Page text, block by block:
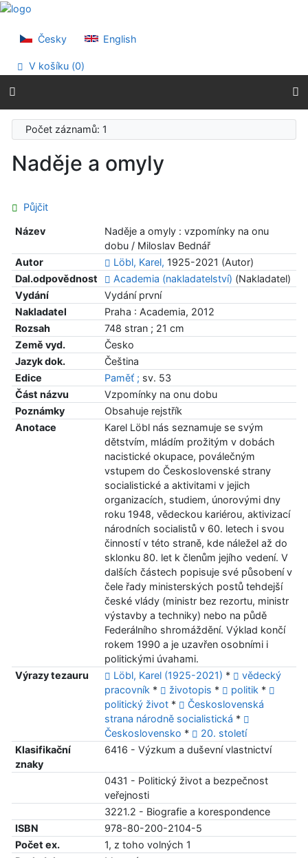
Přejít na obsah
Prohlášení o webové přístupnosti
Česky English
V košíku (0)
Počet záznamů: 1
Naděje a omyly
Půjčit
Název
Naděje a omyly : vzpomínky na onu
dobu / Miloslav Bednář
Autor
Löbl, Karel, 1925-2021 (Autor)
Dal.odpovědnost
Academia (nakladatelství) (Nakladatel)
Vydání
Vydání první
Nakladatel
Praha : Academia, 2012
Rozsah
748 stran ; 21 cm
Země vyd.
Česko
Jazyk dok.
Čeština
Edice
Paměť ; sv. 53
Část názvu
Vzpomínky na onu dobu
Poznámky
Obsahuje rejstřík
Anotace
Karel Löbl nás seznamuje se svým
dětstvím, mládím prožitým v dobách
nacistické okupace, poválečným
vstupem do Československé strany
socialistické a aktivitami v jejich
organizacích, studiem, únorovými dny
roku 1948, vědeckou kariérou, aktivizací
národních socialistů v 60. letech i svou
činností v této straně, kde náležel až do
sklonku 80. let k členům jejího vedení. V
dalších částech popisuje své působení v
čele řady ministerských postů tehdejší
české vlády (ministr bez rezortu, ministr
výstavby a techniky) nebo na půdě
Federálního shromáždění. Výklad končí
rokem 1990 a je uzavřen osobními i
politickými úvahami.
Výrazy tezauru
Löbl, Karel (1925-2021) *
vědecký
pracovník * životopis * politik *
politický život*
Československá
strana národně socialistická *
Československo *
20. století
Klasifikační
znaky
6416 - Výzkum a duševní vlastnictví
0431 - Politický život a bezpečnost
veřejnosti
3221.2 - Biografie a korespondence
ISBN
978-80-200-2104-5
Počet ex.
1, z toho volných 1